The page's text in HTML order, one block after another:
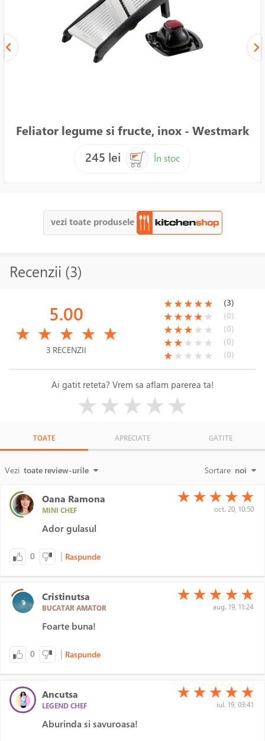
Feliator legume si fructe, inox - Westmark
245 lei
În stoc
vezi toate produsele
Recenzii (3)
5.00
★ ★ ★ ★ ★
3 RECENZII
(*)
★(*)
★(*)
★(*)
★(*)
★ (3)
(*)
★(*)
★(*)
★(*)
★( )
★ (0)
(*)
★(*)
★(*)
★( )
★ ( )
★ (0)
(*)
★(*)
★( )
★ ( )
★ ( )
★ (0)
(*)
★( )
★ ( )
★ ( )
★ ( )
★ (0)
Ai gatit reteta? Vrem sa aflam parerea ta!
★★★★★
TOATE APRECIATE GATITE
Vezi toate review-urile Sortare noi
Oana Ramona
MINI CHEF
(*)
★ (*)
★ (*)
★ (*)
★ (*)
★
oct. 20, 10:50
Ador gulasul
0 | Raspunde
Cristinutsa
BUCATAR AMATOR
(*)
★ (*)
★ (*)
★ (*)
★ (*)
★
aug. 19, 11:24
Foarte buna!
0 | Raspunde
Ancutsa
LEGEND CHEF
(*)
★ (*)
★ (*)
★ (*)
★ (*)
★
iul. 19, 03:41
Aburinda si savuroasa!